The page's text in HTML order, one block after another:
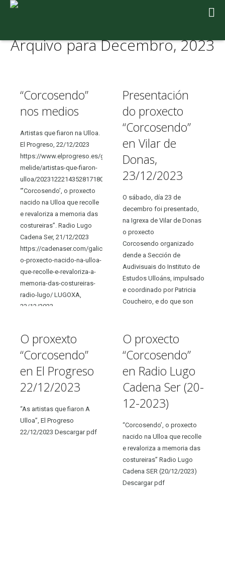
Arquivo para Decembro, 2023
“Corcosendo”
nos medios
Artistas que fiaron na Ulloa.
El Progreso, 22/12/2023
https://www.elprogreso.es/gl/articulo/ulloa-
melide/artistas-que-fiaron-
ulloa/202312221435281718015.html
“’Corcosendo’, o proxecto
nacido na Ulloa que recolle
e revaloriza a memoria das
costureiras”. Radio Lugo
Cadena Ser, 21/12/2023
https://cadenaser.com/galicia/2023/12/20/corcosendo-
o-proxecto-nacido-na-ulloa-
que-recolle-e-revaloriza-a-
memoria-das-costureiras-
radio-lugo/ LUGOXA,
22/12/2023
Presentación
do proxecto
“Corcosendo”
en Vilar de
Donas,
23/12/2023
O sábado, día 23 de
decembro foi presentado,
na Igrexa de Vilar de Donas
o proxecto
Corcosendo organizado
dende a Sección de
Audivisuais do Instituto de
Estudos Ulloáns, impulsado
e coordinado por Patricia
Coucheiro, e do que son
O proxexto
“Corcosendo”
en El Progreso
22/12/2023
“As artistas que fiaron A
Ulloa”, El Progreso
22/12/2023 Descargar pdf
O proxecto
“Corcosendo”
en Radio Lugo
Cadena Ser (20-
12-2023)
“Corcosendo’, o proxecto
nacido na Ulloa que recolle
e revaloriza a memoria das
costureiras” Radio Lugo
Cadena SER (20/12/2023)
Descargar pdf